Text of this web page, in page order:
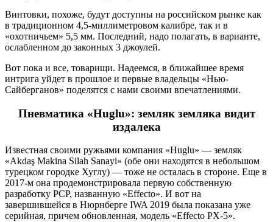
Винтовки, похоже, будут доступны на российском рынке как
в традиционном 4,5-миллиметровом калибре, так и в
«охотничьем» 5,5 мм. Последний, надо полагать, в варианте,
ослабленном до законных 3 джоулей.
Вот пока и все, товарищи. Надеемся, в ближайшее время
интрига уйдет в прошлое и первые владельцы «Нью-
Сайберганов» поделятся с нами своими впечатлениями.
Пневматика «Huglu»: земляк земляка видит
издалека
Известная своими ружьями компания «Huglu» — земляк
«Akdaş Makina Silah Sanayi» (обе они находятся в небольшом
турецком городке Хуглу) — тоже не осталась в стороне. Еще в
2017-м она продемонстрировала первую собственную
разработку PCP, названную «Effecto». И вот на
завершившейся в Нюрнберге IWA 2019 была показана уже
серийная, причем обновленная, модель «Effecto PX-5».